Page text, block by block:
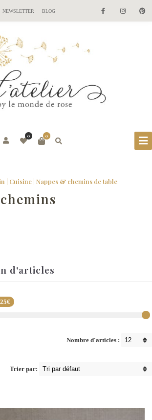
NEWSLETTER BLOG
0
0
Cuisine | Nappes & chemins de table
d'articles
25€
Nombre d'articles :
Trier par: